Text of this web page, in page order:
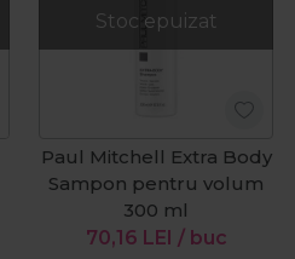
Stoc epuizat
Paul Mitchell Extra Body
Sampon pentru volum
300 ml
70,16 LEI / buc